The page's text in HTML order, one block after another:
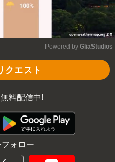
Powered by GliaStudios
クエスト
料配信中!
ォロー